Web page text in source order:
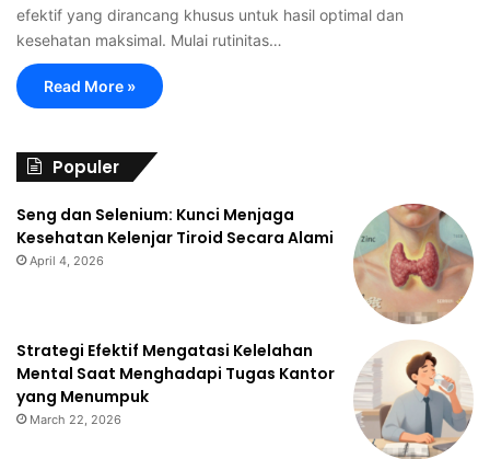
efektif yang dirancang khusus untuk hasil optimal dan
kesehatan maksimal. Mulai rutinitas…
Read More »
Populer
Seng dan Selenium: Kunci Menjaga
Kesehatan Kelenjar Tiroid Secara Alami
April 4, 2026
Strategi Efektif Mengatasi Kelelahan
Mental Saat Menghadapi Tugas Kantor
yang Menumpuk
March 22, 2026